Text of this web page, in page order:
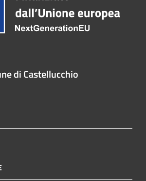
di Castellucchio